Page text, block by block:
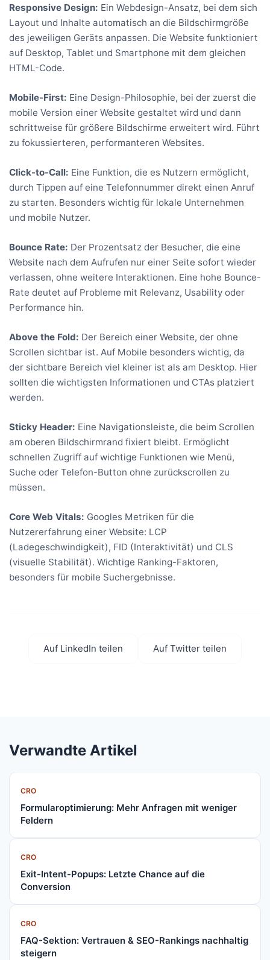
Responsive Design: Ein Webdesign-Ansatz, bei dem sich
Layout und Inhalte automatisch an die Bildschirmgröße
des jeweiligen Geräts anpassen. Die Website funktioniert
auf Desktop, Tablet und Smartphone mit dem gleichen
HTML-Code.
Mobile-First: Eine Design-Philosophie, bei der zuerst die
mobile Version einer Website gestaltet wird und dann
schrittweise für größere Bildschirme erweitert wird. Führt
zu fokussierteren, performanteren Websites.
Click-to-Call: Eine Funktion, die es Nutzern ermöglicht,
durch Tippen auf eine Telefonnummer direkt einen Anruf
zu starten. Besonders wichtig für lokale Unternehmen
und mobile Nutzer.
Bounce Rate: Der Prozentsatz der Besucher, die eine
Website nach dem Aufrufen nur einer Seite sofort wieder
verlassen, ohne weitere Interaktionen. Eine hohe Bounce-
Rate deutet auf Probleme mit Relevanz, Usability oder
Performance hin.
Above the Fold: Der Bereich einer Website, der ohne
Scrollen sichtbar ist. Auf Mobile besonders wichtig, da
der sichtbare Bereich viel kleiner ist als am Desktop. Hier
sollten die wichtigsten Informationen und CTAs platziert
werden.
Sticky Header: Eine Navigationsleiste, die beim Scrollen
am oberen Bildschirmrand fixiert bleibt. Ermöglicht
schnellen Zugriff auf wichtige Funktionen wie Menü,
Suche oder Telefon-Button ohne zurückscrollen zu
müssen.
Core Web Vitals: Googles Metriken für die
Nutzererfahrung einer Website: LCP
(Ladegeschwindigkeit), FID (Interaktivität) und CLS
(visuelle Stabilität). Wichtige Ranking-Faktoren,
besonders für mobile Suchergebnisse.
Auf LinkedIn teilen Auf Twitter teilen
Verwandte Artikel
CRO
Formularoptimierung: Mehr Anfragen mit weniger
Feldern
CRO
Exit-Intent-Popups: Letzte Chance auf die
Conversion
CRO
FAQ-Sektion: Vertrauen & SEO-Rankings nachhaltig
steigern